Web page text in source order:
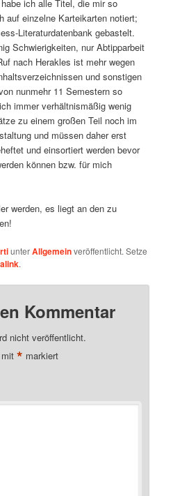
ich alle Titel, die mir so
auf einzelne Karteikarten notiert;
Literaturdatenbank gebastelt.
Schwierigkeiten, nur Abtipparbeit
nach Herakles ist mehr wegen
und sonstigen
nunmehr 11 Semestern so
immer verhältnismäßig wenig
zu einem großen Teil noch im
und müssen daher erst
und einsortiert werden bevor
können bzw. für mich
werden, es liegt an den zu
unterAllgemeinveröffentlicht. Setze
.
Kommentar
nicht veröffentlicht.
mit* markiert